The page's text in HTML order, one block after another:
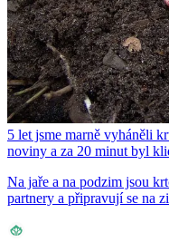
5 let jsme marně vyháněli
noviny a za 20 minut byl
Na jaře a na podzim jsou
partnery a připravují se na